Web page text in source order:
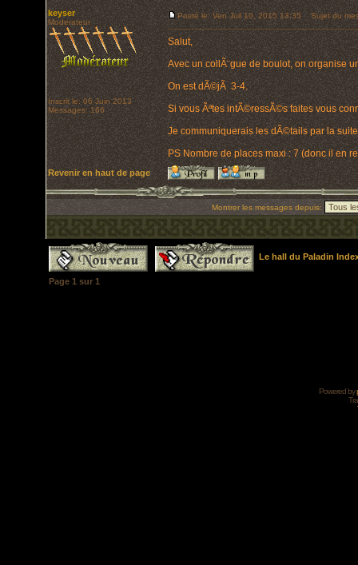
keyser
Moderateur
Inscrit le: 06 Juin 2013
Messages: 166
Posté le: Ven Juil 10, 2015 13:35 Sujet du
Salut,
Avec un collÃ¨gue de boulot, on organise
On est dÃ©jÃ 3-4.
Si vous Ãªtes intÃ©ressÃ©s faites vous
Je communiquerais les dÃ©tails par la
PS Nombre de places maxi : 7 (donc il en
Revenir en haut de page
Montrer les messages depuis:
Le hall du Paladin
Page 1 sur 1
Powered by